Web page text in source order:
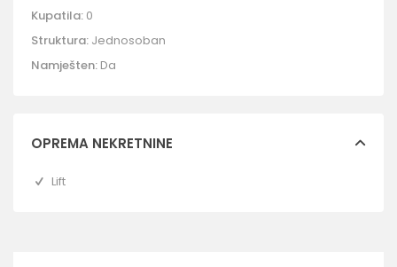
Kupatila: 0
Struktura: Jednosoban
Namješten: Da
OPREMA NEKRETNINE
Lift